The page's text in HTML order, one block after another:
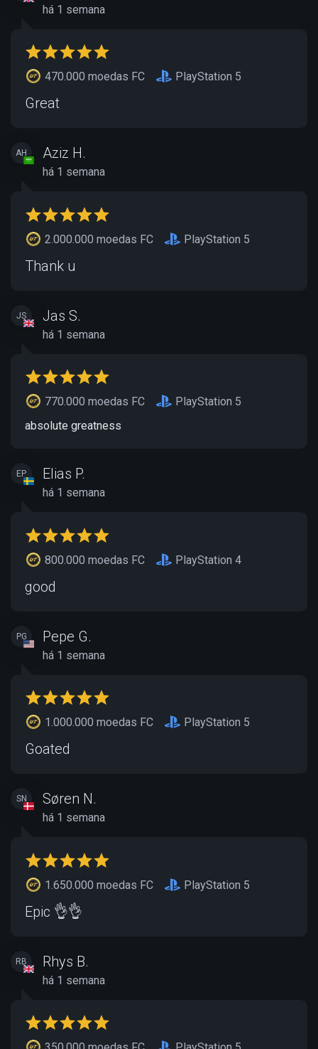
há 1 semana
470.000 moedas FC PlayStation 5
Great
AH Aziz H.
há 1 semana
2.000.000 moedas FC PlayStation 5
Thank u
JS Jas S.
há 1 semana
770.000 moedas FC
PlayStation 5
absolute greatness
EP Elias P.
há 1 semana
800.000 moedas FC PlayStation 4
good
PG Pepe G.
há 1 semana
1.000.000 moedas FC PlayStation 5
Goated
SN Søren N.
há 1 semana
1.650.000 moedas FC PlayStation 5
Epic 👌👌
RB Rhys B.
há 1 semana